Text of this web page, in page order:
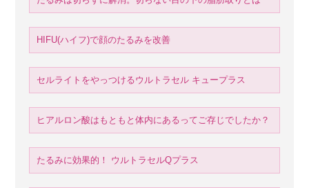
HIFU(ハイフ)で顔のたるみを改善
セルライトをやっつけるウルトラセル キュープラス
ヒアルロン酸はもともと体内にあるってご存じでしたか？
たるみに効果的！ ウルトラセルQプラス